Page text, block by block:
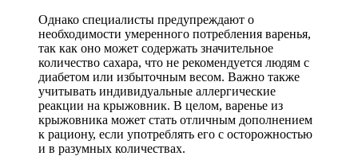
Однако специалисты предупреждают о
необходимости умеренного потребления варенья,
так как оно может содержать значительное
количество сахара, что не рекомендуется людям с
диабетом или избыточным весом. Важно также
учитывать индивидуальные аллергические
реакции на крыжовник. В целом, варенье из
крыжовника может стать отличным дополнением
к рациону, если употреблять его с осторожностью
и в разумных количествах.